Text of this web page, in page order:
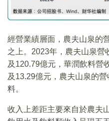
經營業績層面，農夫山泉的
之上。2023年，農夫山泉營
及120.79億元，華潤飲料營
及13.29億元，農夫山泉的
料。
收入上差距主要來自於農夫